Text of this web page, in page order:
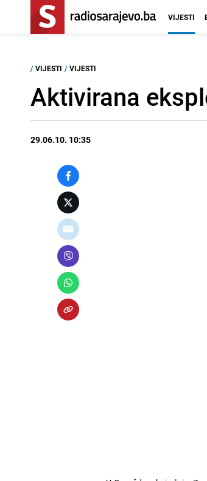
VIJESTI
/ VIJESTI / VIJESTI
Aktivirana
29.06.10. 10:35